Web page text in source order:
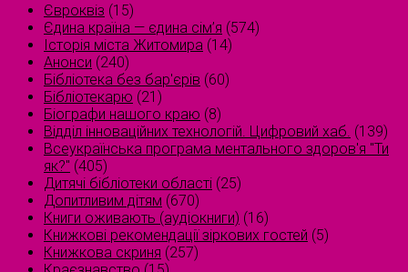
Євроквіз (15)
Єдина країна — єдина сім’я (574)
Історія міста Житомира (14)
Анонси (240)
Бібліотека без бар'єрів (60)
Бібліотекарю (21)
Біографи нашого краю (8)
Відділ інноваційних технологій. Цифровий хаб. (139)
Всеукраїнська програма ментального здоров'я "Ти
як?" (405)
Дитячі бібліотеки області (25)
Допитливим дітям (670)
Книги оживають (аудіокниги) (16)
Книжкові рекомендації зіркових гостей (5)
Книжкова скриня (257)